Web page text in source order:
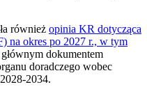
również opinia KR dotycząca
na okres po 2027 r., w tym
dokumentem
doradczego wobec
2034.